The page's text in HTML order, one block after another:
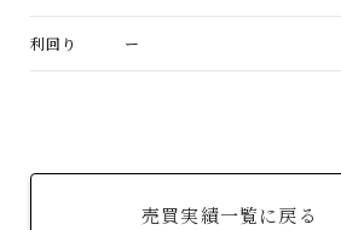
利回り ー
売買実績一覧に戻る